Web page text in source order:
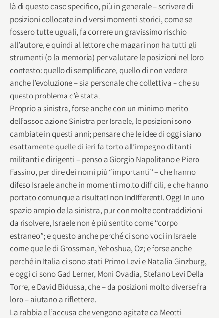
là di questo caso specifico, più in generale – scrivere di
posizioni collocate in diversi momenti storici, come se
fossero tutte uguali, fa correre un gravissimo rischio
all’autore, e quindi al lettore che magari non ha tutti gli
strumenti (o la memoria) per valutare le posizioni nel loro
contesto: quello di semplificare, quello di non vedere
anche l’evoluzione – sia personale che collettiva – che su
questo problema c’è stata.
Proprio a sinistra, forse anche con un minimo merito
dell’associazione Sinistra per Israele, le posizioni sono
cambiate in questi anni; pensare che le idee di oggi siano
esattamente quelle di ieri fa torto all’impegno di tanti
militanti e dirigenti – penso a Giorgio Napolitano e Piero
Fassino, per dire dei nomi più “importanti” – che hanno
difeso Israele anche in momenti molto difficili, e che hanno
portato comunque a risultati non indifferenti. Oggi in uno
spazio ampio della sinistra, pur con molte contraddizioni
da risolvere, Israele non è più sentito come “corpo
estraneo”; e questo anche perché ci sono voci in Israele
come quelle di Grossman, Yehoshua, Oz; e forse anche
perché in Italia ci sono stati Primo Levi e Natalia Ginzburg,
e oggi ci sono Gad Lerner, Moni Ovadia, Stefano Levi Della
Torre, e David Bidussa, che – da posizioni molto diverse fra
loro – aiutano a riflettere.
La rabbia e l’accusa che vengono agitate da Meotti